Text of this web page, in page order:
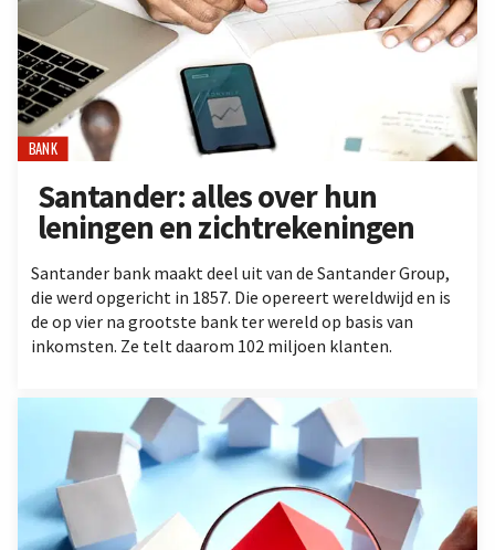
BANK
Santander: alles over hun
leningen en zichtrekeningen
Santander bank maakt deel uit van de Santander Group,
die werd opgericht in 1857. Die opereert wereldwijd en is
de op vier na grootste bank ter wereld op basis van
inkomsten. Ze telt daarom 102 miljoen klanten.